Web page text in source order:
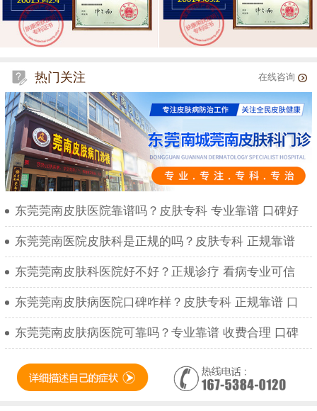
热门关注 在线咨询
东莞莞南皮肤医院靠谱吗？皮肤专科 专业靠谱 口碑好
东莞莞南医院皮肤科是正规的吗？皮肤专科 正规靠谱
东莞莞南皮肤科医院好不好？正规诊疗 看病专业可信
东莞莞南皮肤病医院口碑咋样？皮肤专科 正规靠谱 口
东莞莞南皮肤病医院可靠吗？专业靠谱 收费合理 口碑